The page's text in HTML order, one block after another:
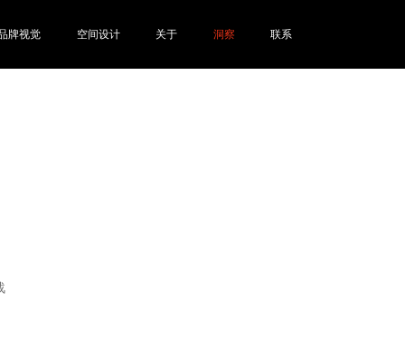
牌视觉 空间设计 关于 洞察 联系